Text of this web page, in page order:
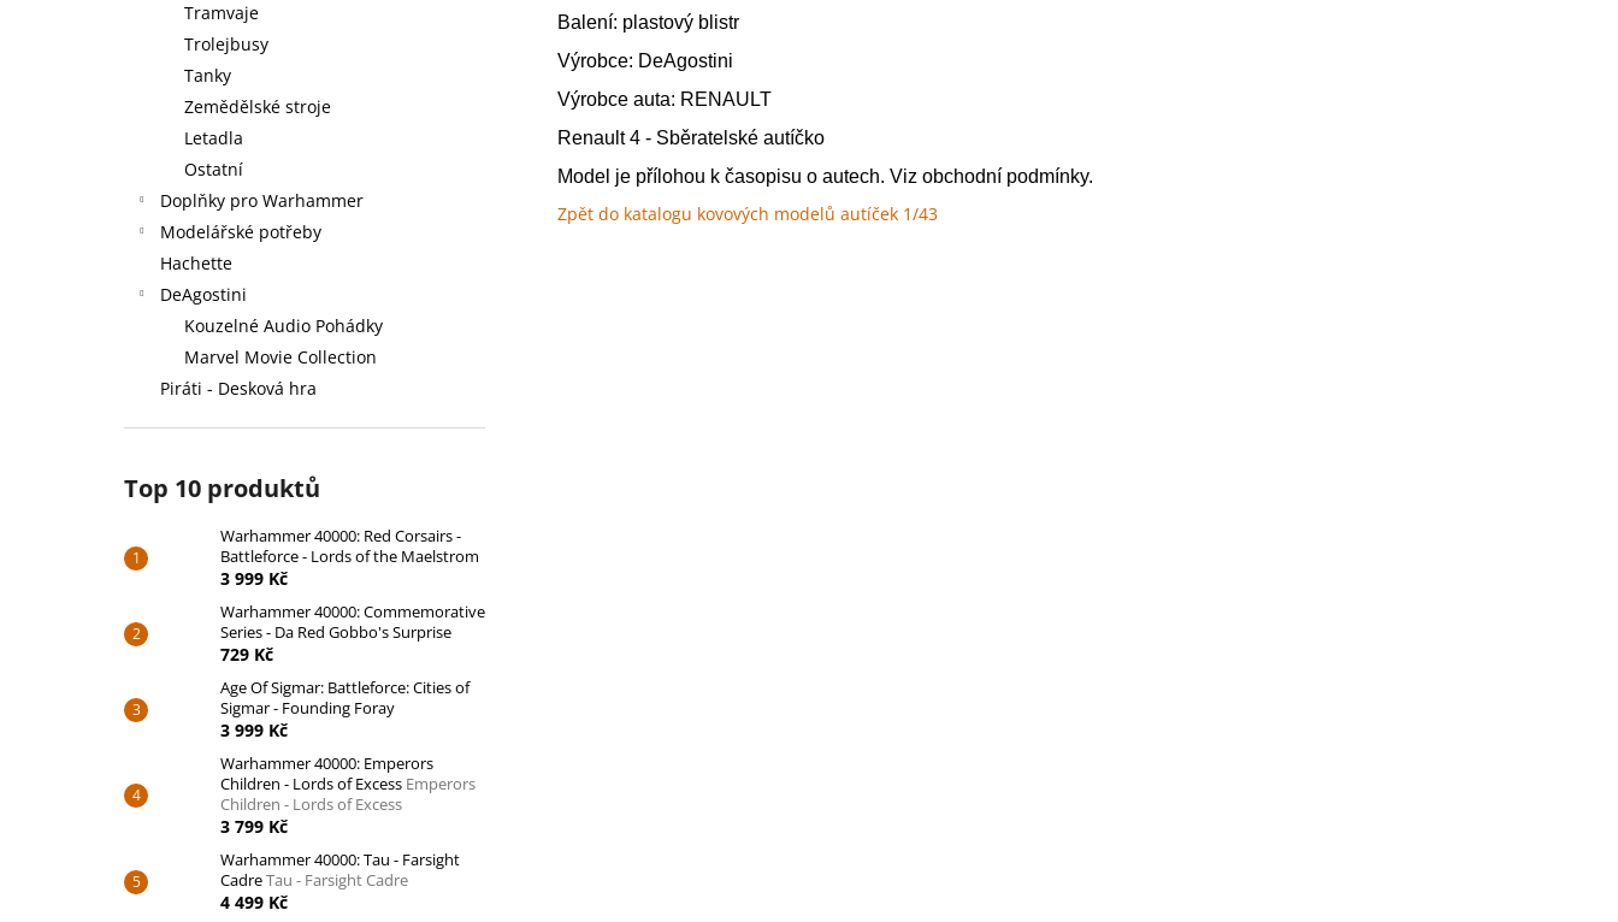
Tramvaje
Trolejbusy
Tanky
Zemědělské stroje
Letadla
Ostatní
Doplňky pro Warhammer
Modelářské potřeby
Hachette
DeAgostini
Kouzelné Audio Pohádky
Marvel Movie Collection
Piráti - Desková hra
Top 10 produktů
Warhammer 40000: Red Corsairs -
Battleforce - Lords of the Maelstrom
3 999 Kč
Warhammer 40000: Commemorative
Series - Da Red Gobbo's Surprise
729 Kč
Age Of Sigmar: Battleforce: Cities of
Sigmar - Founding Foray
3 999 Kč
Warhammer 40000: Emperors
Children - Lords of Excess Emperors
Children - Lords of Excess
3 799 Kč
Warhammer 40000: Tau - Farsight
CadreTau - Farsight Cadre
4 499 Kč
Balení: plastový blistr
Výrobce: DeAgostini
Výrobce auta: RENAULT
Renault 4 - Sběratelské autíčko
Model je přílohou k časopisu o autech. Viz obchodní podmínky.
Zpět do katalogu kovových modelů autíček 1/43